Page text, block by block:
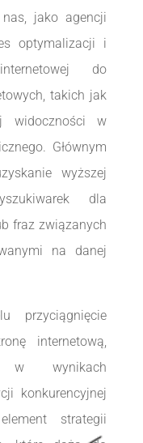
jako agencji
optymalizacji i
do
takich jak
widoczności w
Głównym
wyższej
dla
fraz związanych
na danej
przyciągnięcie
internetową,
w wynikach
konkurencyjnej
strategii